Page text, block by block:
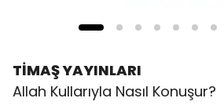
TİMAŞ YAYINLARI
Allah Kullarıyla Nasıl Konuşur?